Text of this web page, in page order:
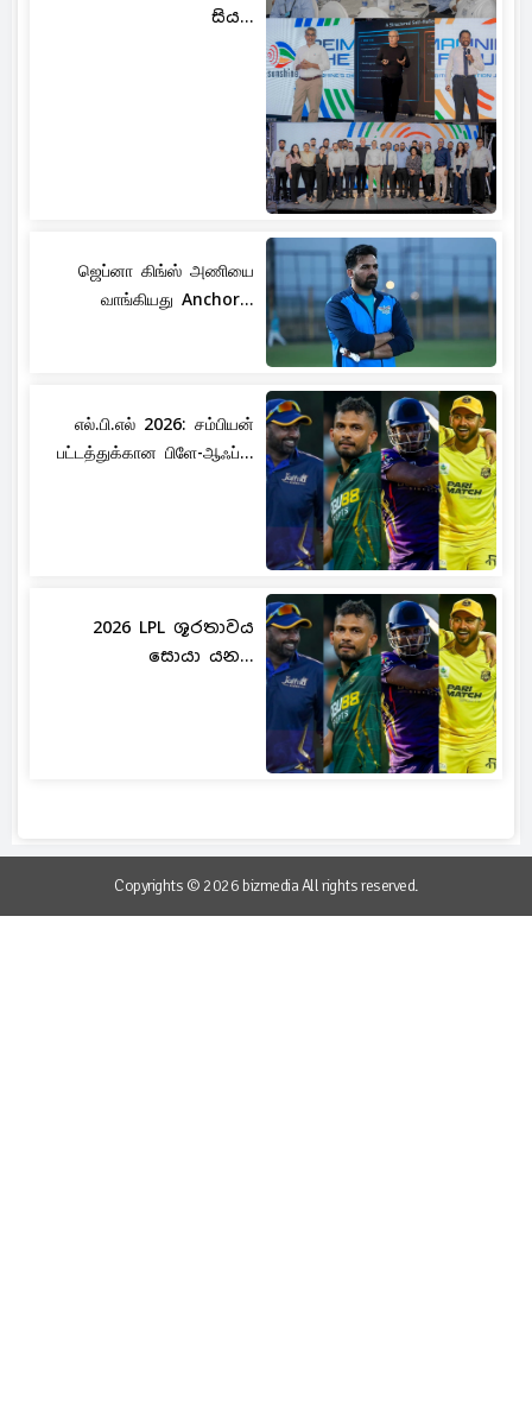
සිය...
ஜெப்னா கிங்ஸ் அணியை
வாங்கியது Anchor...
எல்.பி.எல் 2026: சம்பியன்
பட்டத்துக்கான பிளே-ஆஃப்...
2026 LPL ශූරතාවය
සොයා යන...
Copyrights © 2026 bizmedia All rights reserved.